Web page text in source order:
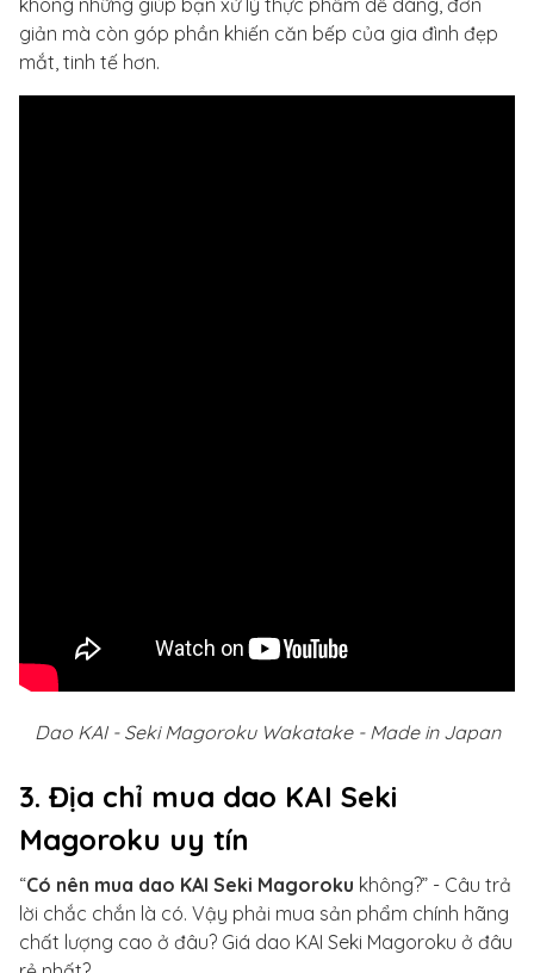
không những giúp bạn xử lý thực phẩm dễ dàng, đơn
giản mà còn góp phần khiến căn bếp của gia đình đẹp
mắt, tinh tế hơn.
Dao KAI - Seki Magoroku Wakatake - Made in Japan
3. Địa chỉ mua dao KAI Seki
Magoroku uy tín
“Có nên mua dao KAI Seki Magoroku không?” - Câu trả
lời chắc chắn là có. Vậy phải mua sản phẩm chính hãng
chất lượng cao ở đâu? Giá dao KAI Seki Magoroku ở đâu